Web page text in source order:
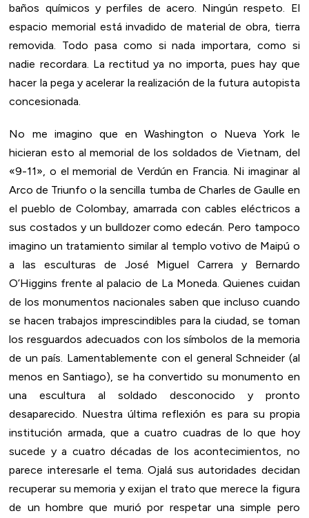
baños químicos y perfiles de acero. Ningún respeto. El
espacio memorial está invadido de material de obra, tierra
removida. Todo pasa como si nada importara, como si
nadie recordara. La rectitud ya no importa, pues hay que
hacer la pega y acelerar la realización de la futura autopista
concesionada.
No me imagino que en Washington o Nueva York le
hicieran esto al memorial de los soldados de Vietnam, del
«9-11», o el memorial de Verdún en Francia. Ni imaginar al
Arco de Triunfo o la sencilla tumba de Charles de Gaulle en
el pueblo de Colombay, amarrada con cables eléctricos a
sus costados y un bulldozer como edecán. Pero tampoco
imagino un tratamiento similar al templo votivo de Maipú o
a las esculturas de José Miguel Carrera y Bernardo
O’Higgins frente al palacio de La Moneda. Quienes cuidan
de los monumentos nacionales saben que incluso cuando
se hacen trabajos imprescindibles para la ciudad, se toman
los resguardos adecuados con los símbolos de la memoria
de un país. Lamentablemente con el general Schneider (al
menos en Santiago), se ha convertido su monumento en
una escultura al soldado desconocido y pronto
desaparecido. Nuestra última reflexión es para su propia
institución armada, que a cuatro cuadras de lo que hoy
sucede y a cuatro décadas de los acontecimientos, no
parece interesarle el tema. Ojalá sus autoridades decidan
recuperar su memoria y exijan el trato que merece la figura
de un hombre que murió por respetar una simple pero